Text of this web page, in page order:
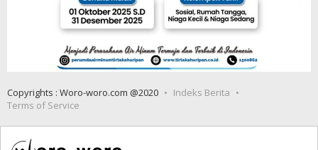
Copyrights : Woro-woro.com @2020
Indeks Berita
Terms of Service